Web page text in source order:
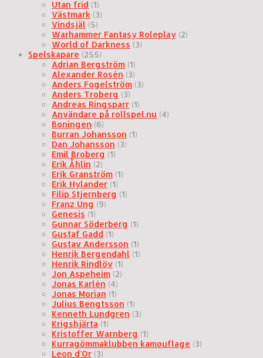
Utan frid (1)
Västmark (3)
Vindsjäl (5)
Warhammer Fantasy Roleplay (2)
World of Darkness (3)
Spelskapare (255)
Adrian Bergström (1)
Alexander Rosén (3)
Anders Fogelström (3)
Anders Troberg (3)
Andreas Ringsparr (1)
Användare på rollspel.nu (4)
Boningen (6)
Burran Johansson (1)
Dan Johansson (3)
Emil Broberg (1)
Erik Åhlin (2)
Erik Granström (1)
Erik Hylander (1)
Filip Stjernberg (1)
Franz Ung (9)
Genesis (1)
Gunnar Söderberg (1)
Gustaf Gadd (1)
Gustav Andersson (1)
Henrik Bergendahl (1)
Henrik Rindlöv (1)
Jon Aspeheim (2)
Jonas Karlén (4)
Jonas Morian (1)
Julius Bengtsson (1)
Kenneth Lundgren (3)
Krigshjärta (1)
Kristoffer Warnberg (1)
Kurragömmaklubben kamouflage (3)
Leon d'Or (3)